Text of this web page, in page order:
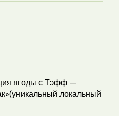
ягоды с Тэфф —
локальный